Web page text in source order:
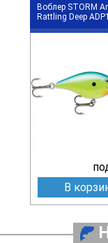
Воблер STORM
Rattling Deep
В